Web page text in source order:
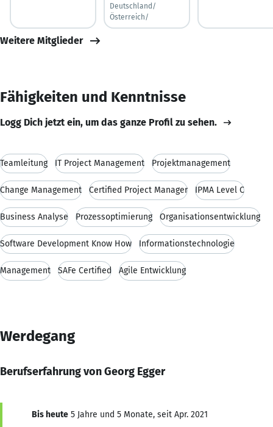
Deutschland/
Österreich/
Weitere Mitglieder
Fähigkeiten und Kenntnisse
Logg Dich jetzt ein, um das ganze Profil zu sehen.
Teamleitung IT Project Management Projektmanagement
Change Management Certified Project Manager IPMA Level C
Business Analyse Prozessoptimierung Organisationsentwicklung
Software Development Know How Informationstechnologie
Management SAFe Certified Agile Entwicklung
Werdegang
Berufserfahrung von Georg Egger
Bis heute 5 Jahre und 5 Monate, seit Apr. 2021